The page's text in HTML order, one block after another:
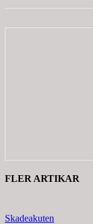
FLER ARTIKAR
Skadeakuten